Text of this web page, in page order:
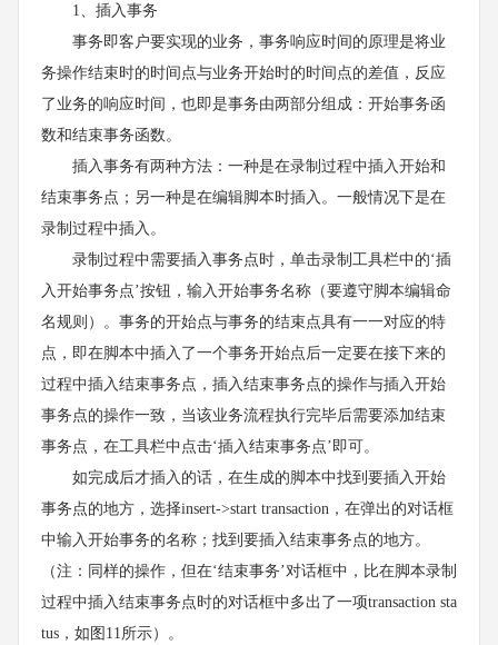
1、插入事务
事务即客户要实现的业务，事务响应时间的原理是将业
务操作结束时的时间点与业务开始时的时间点的差值，反应
了业务的响应时间，也即是事务由两部分组成：开始事务函
数和结束事务函数。
插入事务有两种方法：一种是在录制过程中插入开始和
结束事务点；另一种是在编辑脚本时插入。一般情况下是在
录制过程中插入。
录制过程中需要插入事务点时，单击录制工具栏中的‘插
入开始事务点’按钮，输入开始事务名称（要遵守脚本编辑命
名规则）。事务的开始点与事务的结束点具有一一对应的特
点，即在脚本中插入了一个事务开始点后一定要在接下来的
过程中插入结束事务点，插入结束事务点的操作与插入开始
事务点的操作一致，当该业务流程执行完毕后需要添加结束
事务点，在工具栏中点击‘插入结束事务点’即可。
如完成后才插入的话，在生成的脚本中找到要插入开始
事务点的地方，选择insert->start transaction，在弹出的对话框
中输入开始事务的名称；找到要插入结束事务点的地方。
（注：同样的操作，但在‘结束事务’对话框中，比在脚本录制
过程中插入结束事务点时的对话框中多出了一项transaction sta
tus，如图11所示）。